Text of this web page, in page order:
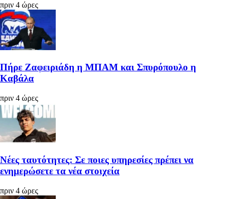
πριν 4 ώρες
Πήρε Ζαφειριάδη η ΜΠΑΜ και Σπυρόπουλο η
Καβάλα
πριν 4 ώρες
Νέες ταυτότητες: Σε ποιες υπηρεσίες πρέπει να
ενημερώσετε τα νέα στοιχεία
πριν 4 ώρες